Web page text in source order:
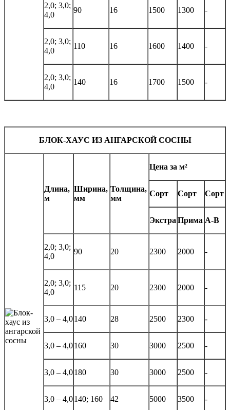
2,0; 3,0;
4,0
90 16 1500 1300 -
2,0; 3,0;
4,0
110 16 1600 1400 -
2,0; 3,0;
4,0
140 16 1700 1500 -
БЛОК-ХАУС ИЗ АНГАРСКОЙ СОСНЫ
Длина,
м
Ширина,
мм
Толщина,
мм
Цена за м²
Сорт Сорт Сорт
Экстра Прима А-В
2,0; 3,0;
4,0
90 20 2300 2000 -
2,0; 3,0;
4,0
115 20 2300 2000 -
3,0 – 4,0140 28 2500 2300 -
3,0 – 4,0160 30 3000 2500 -
3,0 – 4,0180 30 3000 2500 -
3,0 – 4,0140; 160 42 5000 3500 -